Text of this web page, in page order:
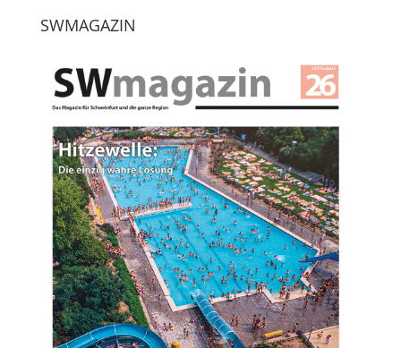
SWMAGAZIN